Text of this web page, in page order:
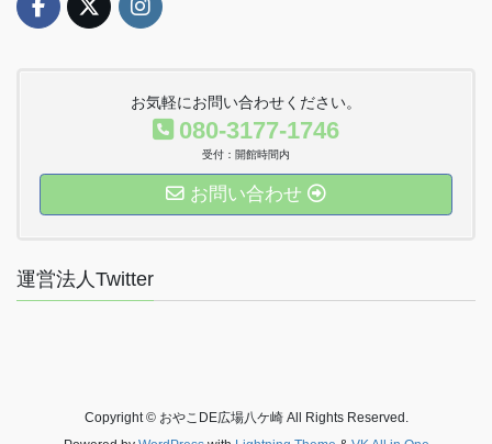
お気軽にお問い合わせください。
080-3177-1746
受付：開館時間内
お問い合わせ
運営法人Twitter
Copyright © おやこDE広場八ケ崎 All Rights Reserved.